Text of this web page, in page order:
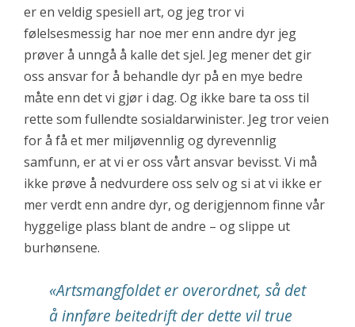
er en veldig spesiell art, og jeg tror vi
følelsesmessig har noe mer enn andre dyr jeg
prøver å unngå å kalle det sjel. Jeg mener det gir
oss ansvar for å behandle dyr på en mye bedre
måte enn det vi gjør i dag. Og ikke bare ta oss til
rette som fullendte sosialdarwinister. Jeg tror veien
for å få et mer miljøvennlig og dyrevennlig
samfunn, er at vi er oss vårt ansvar bevisst. Vi må
ikke prøve å nedvurdere oss selv og si at vi ikke er
mer verdt enn andre dyr, og derigjennom finne vår
hyggelige plass blant de andre – og slippe ut
burhønsene.
«Artsmangfoldet er overordnet, så det
å innføre beitedrift der dette vil true